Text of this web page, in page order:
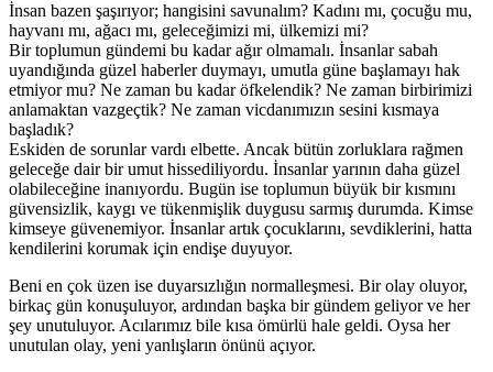
İnsan bazen şaşırıyor; hangisini savunalım? Kadını mı, çocuğu mu,
hayvanı mı, ağacı mı, geleceğimizi mi, ülkemizi mi?
Bir toplumun gündemi bu kadar ağır olmamalı. İnsanlar sabah
uyandığında güzel haberler duymayı, umutla güne başlamayı hak
etmiyor mu? Ne zaman bu kadar öfkelendik? Ne zaman birbirimizi
anlamaktan vazgeçtik? Ne zaman vicdanımızın sesini kısmaya
başladık?
Eskiden de sorunlar vardı elbette. Ancak bütün zorluklara rağmen
geleceğe dair bir umut hissediliyordu. İnsanlar yarının daha güzel
olabileceğine inanıyordu. Bugün ise toplumun büyük bir kısmını
güvensizlik, kaygı ve tükenmişlik duygusu sarmış durumda. Kimse
kimseye güvenemiyor. İnsanlar artık çocuklarını, sevdiklerini, hatta
kendilerini korumak için endişe duyuyor.
Beni en çok üzen ise duyarsızlığın normalleşmesi. Bir olay oluyor,
birkaç gün konuşuluyor, ardından başka bir gündem geliyor ve her
şey unutuluyor. Acılarımız bile kısa ömürlü hale geldi. Oysa her
unutulan olay, yeni yanlışların önünü açıyor.